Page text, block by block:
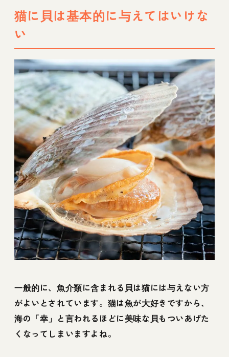
猫に貝は基本的に与えてはいけな
い
一般的に、魚介類に含まれる貝は猫には与えない方
がよいとされています。猫は魚が大好きですから、
海の「幸」と言われるほどに美味な貝もついあげた
くなってしまいますよね。